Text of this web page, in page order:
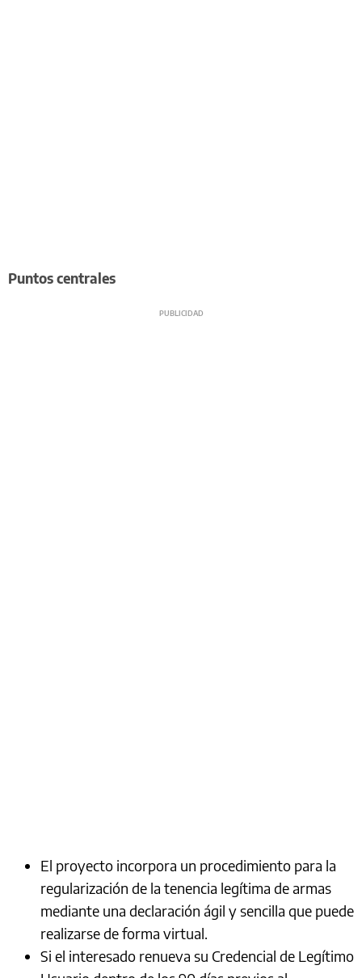
Puntos centrales
El proyecto incorpora un procedimiento para la
regularización de la tenencia legítima de armas
mediante una declaración ágil y sencilla que puede
realizarse de forma virtual.
Si el interesado renueva su Credencial de Legítimo